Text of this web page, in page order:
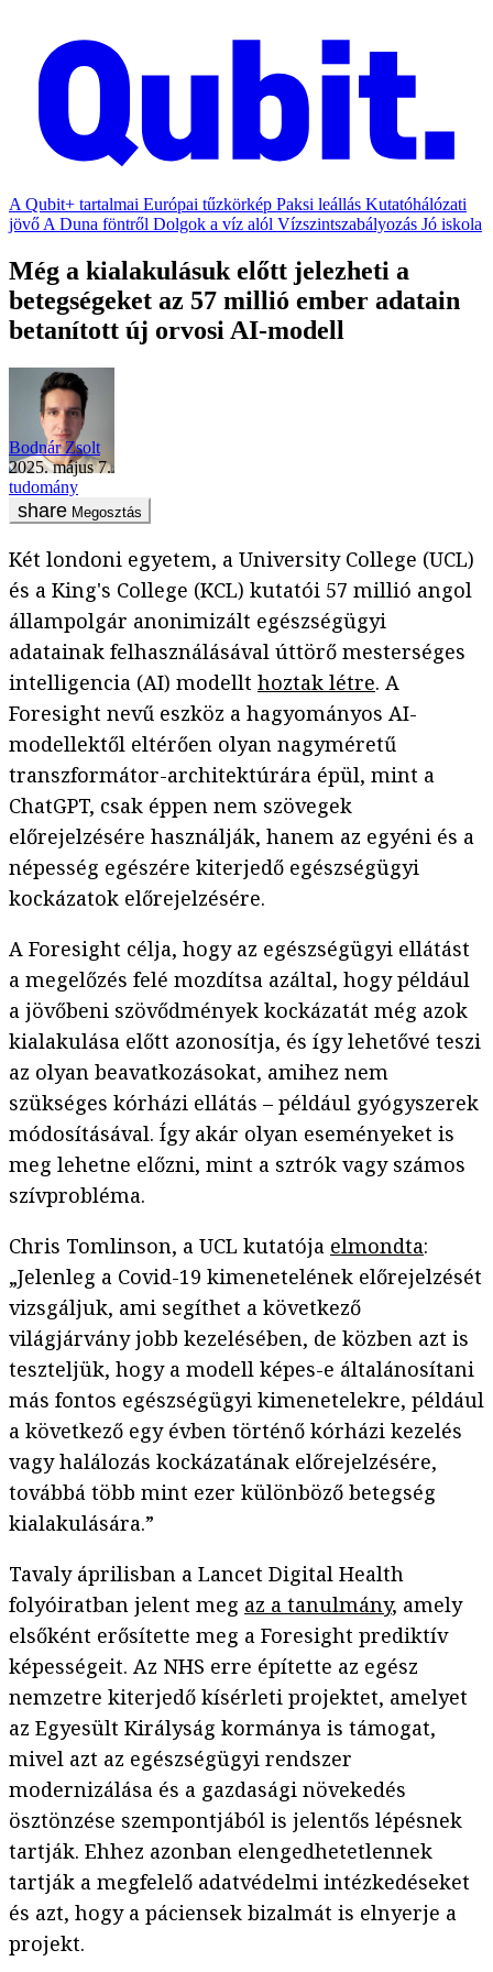
A Qubit+ tartalmai Európai tűzkörkép Paksi leállás Kutatóhálózati
jövő A Duna föntről Dolgok a víz alól Vízszintszabályozás Jó iskola
Még a kialakulásuk előtt jelezheti a
betegségeket az 57 millió ember adatain
betanított új orvosi AI-modell
Bodnár Zsolt
2025. május 7.
tudomány
Megosztás
Két londoni egyetem, a University College (UCL)
és a King's College (KCL) kutatói 57 millió angol
állampolgár anonimizált egészségügyi
adatainak felhasználásával úttörő mesterséges
intelligencia (AI) modellt hoztak létre. A
Foresight nevű eszköz a hagyományos AI-
modellektől eltérően olyan nagyméretű
transzformátor-architektúrára épül, mint a
ChatGPT, csak éppen nem szövegek
előrejelzésére használják, hanem az egyéni és a
népesség egészére kiterjedő egészségügyi
kockázatok előrejelzésére.
A Foresight célja, hogy az egészségügyi ellátást
a megelőzés felé mozdítsa azáltal, hogy például
a jövőbeni szövődmények kockázatát még azok
kialakulása előtt azonosítja, és így lehetővé teszi
az olyan beavatkozásokat, amihez nem
szükséges kórházi ellátás – például gyógyszerek
módosításával. Így akár olyan eseményeket is
meg lehetne előzni, mint a sztrók vagy számos
szívprobléma.
Chris Tomlinson, a UCL kutatója elmondta:
„Jelenleg a Covid-19 kimenetelének előrejelzését
vizsgáljuk, ami segíthet a következő
világjárvány jobb kezelésében, de közben azt is
teszteljük, hogy a modell képes-e általánosítani
más fontos egészségügyi kimenetelekre, például
a következő egy évben történő kórházi kezelés
vagy halálozás kockázatának előrejelzésére,
továbbá több mint ezer különböző betegség
kialakulására.”
Tavaly áprilisban a Lancet Digital Health
folyóiratban jelent meg az a tanulmány, amely
elsőként erősítette meg a Foresight prediktív
képességeit. Az NHS erre építette az egész
nemzetre kiterjedő kísérleti projektet, amelyet
az Egyesült Királyság kormánya is támogat,
mivel azt az egészségügyi rendszer
modernizálása és a gazdasági növekedés
ösztönzése szempontjából is jelentős lépésnek
tartják. Ehhez azonban elengedhetetlennek
tartják a megfelelő adatvédelmi intézkedéseket
és azt, hogy a páciensek bizalmát is elnyerje a
projekt.